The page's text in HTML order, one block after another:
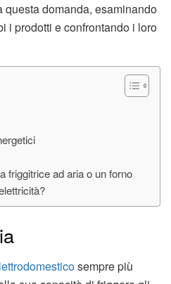
domanda, esaminando
i prodotti e confrontando i loro
friggitrice ad aria o un forno
sempre più